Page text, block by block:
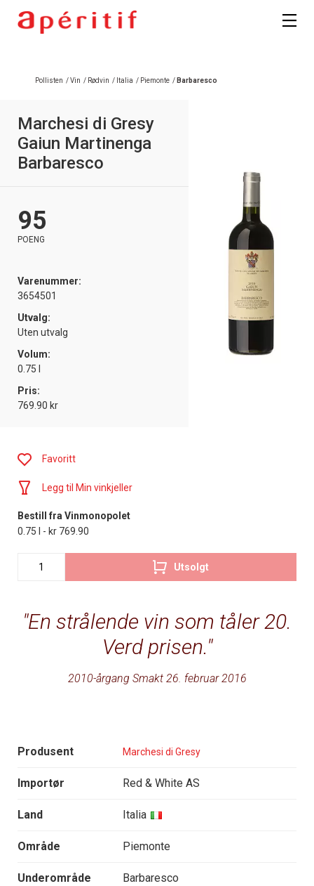
Pollisten /Vin / Rødvin / Italia / Piemonte / Barbaresco
Marchesi di Gresy
Gaiun Martinenga
Barbaresco
95
POENG
Varenummer:
3654501
Utvalg:
Uten utvalg
Volum:
0.75 l
Pris:
769.90 kr
En strålende vin som tåler 20.
Verd prisen.
2010-årgang Smakt 26. februar 2016
Produsent Marchesi di Gresy
Importør Red & White AS
Land Italia
Område Piemonte
Underområde Barbaresco
Favoritt
Legg til Min vinkjeller
Bestill fra Vinmonopolet
0.75 l - kr 769.90
Utsolgt